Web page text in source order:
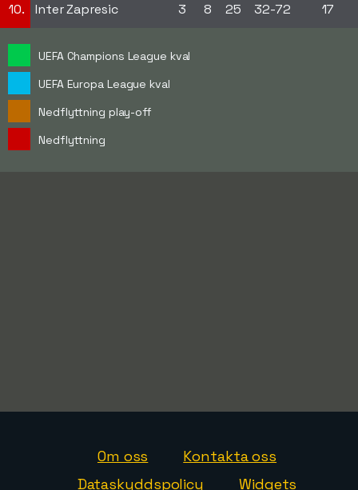
10. Inter Zapresic 3 8 25 32-72 17
UEFA Champions League kval
UEFA Europa League kval
Nedflyttning play-off
Nedflyttning
Om oss
Kontakta oss
Dataskyddspolicy
Widgets